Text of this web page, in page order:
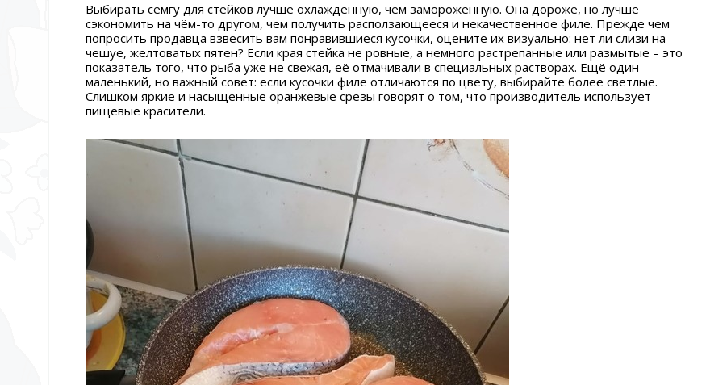
Выбирать семгу для стейков лучше охлаждённую, чем замороженную. Она дороже, но лучше
сэкономить на чём-то другом, чем получить расползающееся и некачественное филе. Прежде чем
попросить продавца взвесить вам понравившиеся кусочки, оцените их визуально: нет ли слизи на
чешуе, желтоватых пятен? Если края стейка не ровные, а немного растрепанные или размытые – это
показатель того, что рыба уже не свежая, её отмачивали в специальных растворах. Ещё один
маленький, но важный совет: если кусочки филе отличаются по цвету, выбирайте более светлые.
Слишком яркие и насыщенные оранжевые срезы говорят о том, что производитель использует
пищевые красители.